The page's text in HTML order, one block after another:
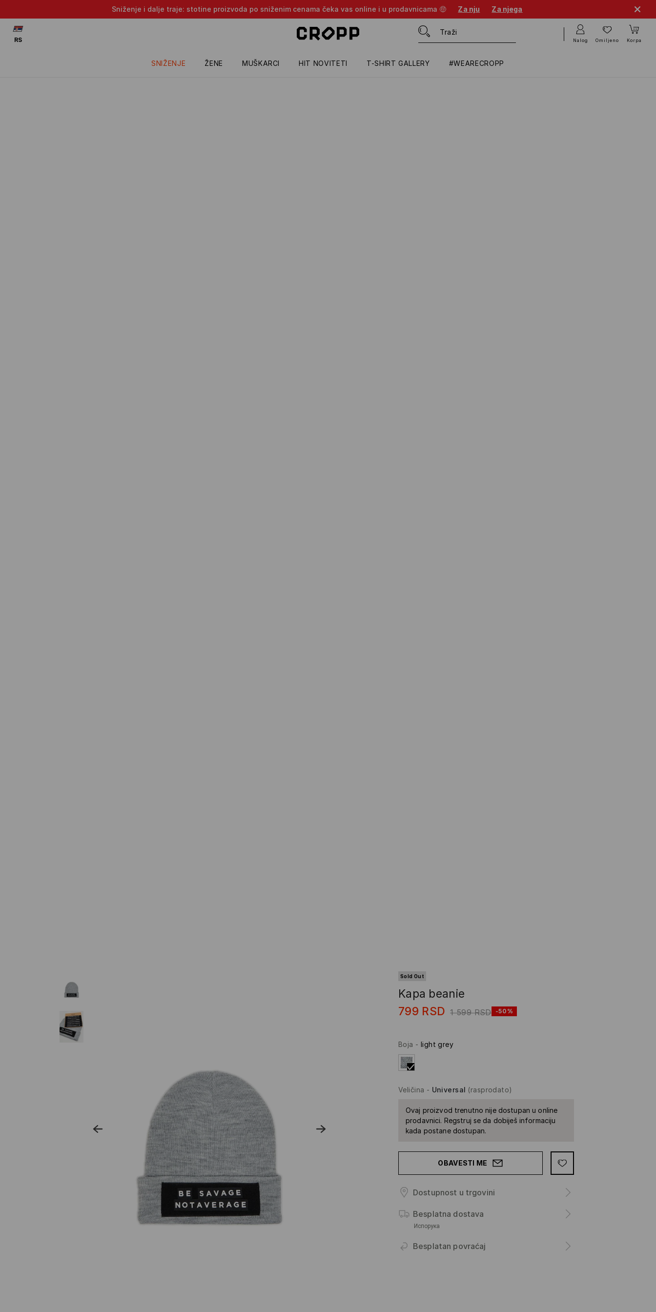
Sniženje i dalje traje: stotine proizvoda po sniženim cenama čeka vas online i u prodavnicama 🤑 Za nju Za njega
SNIŽENJE ŽENE MUŠKARCI HIT NOVITETI T-SHIRT GALLERY #WEARECROPP
RS Nalog Omiljeno Korpa
Sold Out
Kapa beanie
799 RSD 1 599 RSD -50%
Boja - light grey
Veličina - Universal (rasprodato)
Ovaj proizvod trenutno nije dostupan u online
prodavnici. Regstruj se da dobiješ informaciju
kada postane dostupan.
OBAVESTI ME
Dostupnost u trgovini
Besplatna dostava
Испорука
Besplatan povraćaj